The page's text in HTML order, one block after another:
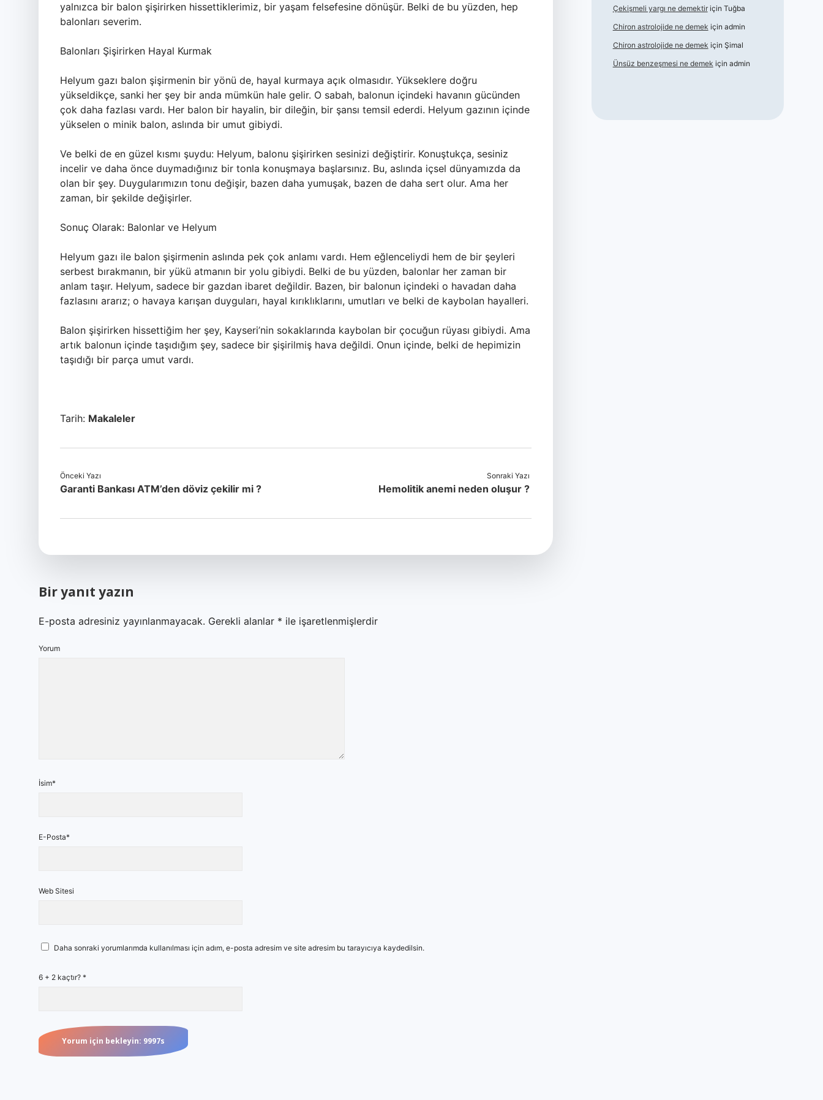
yalnızca bir balon şişirirken hissettiklerimiz, bir yaşam felsefesine dönüşür. Belki de bu yüzden, hep
balonları severim.
Balonları Şişirirken Hayal Kurmak
Helyum gazı balon şişirmenin bir yönü de, hayal kurmaya açık olmasıdır. Yükseklere doğru
yükseldikçe, sanki her şey bir anda mümkün hale gelir. O sabah, balonun içindeki havanın gücünden
çok daha fazlası vardı. Her balon bir hayalin, bir dileğin, bir şansı temsil ederdi. Helyum gazının içinde
yükselen o minik balon, aslında bir umut gibiydi.
Ve belki de en güzel kısmı şuydu: Helyum, balonu şişirirken sesinizi değiştirir. Konuştukça, sesiniz
incelir ve daha önce duymadığınız bir tonla konuşmaya başlarsınız. Bu, aslında içsel dünyamızda da
olan bir şey. Duygularımızın tonu değişir, bazen daha yumuşak, bazen de daha sert olur. Ama her
zaman, bir şekilde değişirler.
Sonuç Olarak: Balonlar ve Helyum
Helyum gazı ile balon şişirmenin aslında pek çok anlamı vardı. Hem eğlenceliydi hem de bir şeyleri
serbest bırakmanın, bir yükü atmanın bir yolu gibiydi. Belki de bu yüzden, balonlar her zaman bir
anlam taşır. Helyum, sadece bir gazdan ibaret değildir. Bazen, bir balonun içindeki o havadan daha
fazlasını ararız; o havaya karışan duyguları, hayal kırıklıklarını, umutları ve belki de kaybolan hayalleri.
Balon şişirirken hissettiğim her şey, Kayseri’nin sokaklarında kaybolan bir çocuğun rüyası gibiydi. Ama
artık balonun içinde taşıdığım şey, sadece bir şişirilmiş hava değildi. Onun içinde, belki de hepimizin
taşıdığı bir parça umut vardı.
Tarih: Makaleler
Önceki Yazı
Garanti Bankası ATM’den döviz çekilir mi ?
Sonraki Yazı
Hemolitik anemi neden oluşur ?
Bir yanıt yazın
E-posta adresiniz yayınlanmayacak. Gerekli alanlar * ile işaretlenmişlerdir
Yorum
İsim*
E-Posta*
Web Sitesi
Daha sonraki yorumlarımda kullanılması için adım, e-posta adresim ve site adresim bu tarayıcıya kaydedilsin.
6 + 2 kaçtır? *
Çekişmeli yargı ne demektiriçin Tuğba
Chiron astrolojide ne demek için admin
Chiron astrolojide ne demek için Şimal
Ünsüz benzeşmesi ne demek için admin